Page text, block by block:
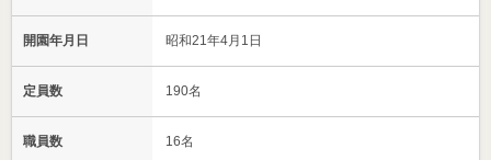
開園年月日 昭和21年4月1日
定員数 190名
職員数 16名